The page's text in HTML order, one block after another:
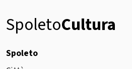
SpoletoCultura
Spoleto